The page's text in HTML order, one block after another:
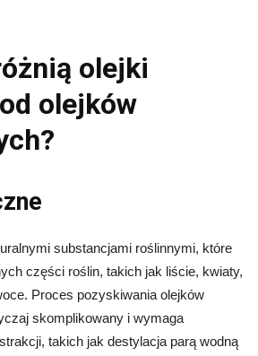
olejki
olejków
substancjami roślinnymi, które
części roślin, takich jak liście, kwiaty,
Proces pozyskiwania olejków
skomplikowany i wymaga
takich jak destylacja parą wodną